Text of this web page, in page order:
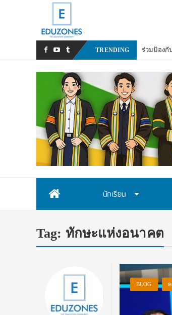
TRENDING ร่วมป้องกั
นักเรียน
Tag: ทักษะแห่งอนาคต
BLOG